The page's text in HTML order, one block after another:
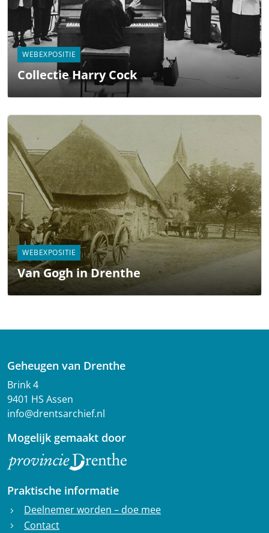
WEBEXPOSITIE
Collectie Harry Cock
WEBEXPOSITIE
Van Gogh in Drenthe
Geheugen van Drenthe
Brink 4
9401 HS Assen
info@drentsarchief.nl
Mogelijk gemaakt door
Praktische informatie
chevron_right Deelnemer worden – doe mee
chevron_right Contact